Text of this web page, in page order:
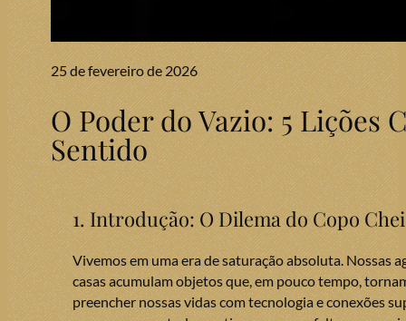
25 de fevereiro de 2026
O Poder do Vazio: 5
Sentido
1. Introdução: O Dilema do Copo
Vivemos em uma era de saturação absoluta. Nossas
casas acumulam objetos que, em pouco tempo,
preencher nossas vidas com tecnologia e conexões